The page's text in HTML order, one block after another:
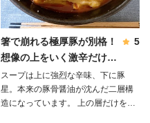
箸で崩れる極厚豚が別格！
想像の上をいく激辛だけど
溶き卵で完食できました✨
5
スープは上に強烈な辛味、下に豚
星。本来の豚骨醤油が沈んだ二層構
造になっています。 上の層だけをす